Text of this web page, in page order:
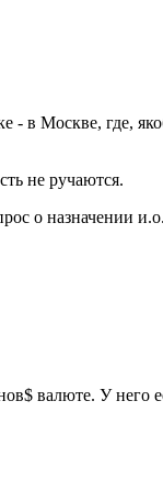
в Москве, где,
не ручаются.
о назначении
валюте. У него